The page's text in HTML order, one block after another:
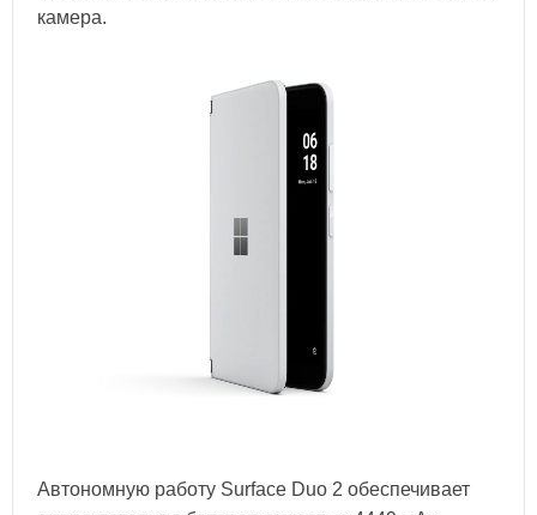
камера.
Автономную работу Surface Duo 2 обеспечивает